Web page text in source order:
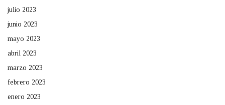
julio 2023
junio 2023
mayo 2023
abril 2023
marzo 2023
febrero 2023
enero 2023